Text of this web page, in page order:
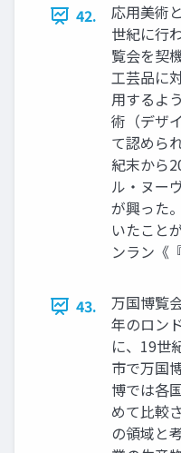
42.
応用美術
世紀に行
覧会を契
工芸品に
用するよ
術（デザ
て認めら
紀末から
ル・ヌー
が興った
いたこと
ンラン《
43.
万国博覧
年のロン
に、19世
市で万国
博では各
めて比較
の領域と